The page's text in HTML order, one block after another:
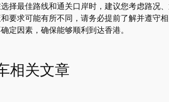
择最佳路线和通关口岸时，建议您考虑路况
要求可能有所不同，请务必提前了解并遵守
定因素，确保能够顺利到达香港。
相关文章